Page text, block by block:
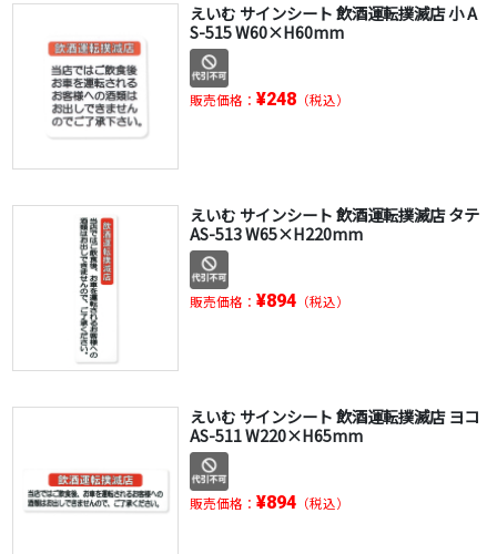
えいむ サインシート 飲酒運転撲滅店 小 A
S-515 W60×H60mm
販売価格： ¥248（税込）
えいむ サインシート 飲酒運転撲滅店 タテ
AS-513 W65×H220mm
販売価格： ¥894（税込）
えいむ サインシート 飲酒運転撲滅店 ヨコ
AS-511 W220×H65mm
販売価格： ¥894（税込）